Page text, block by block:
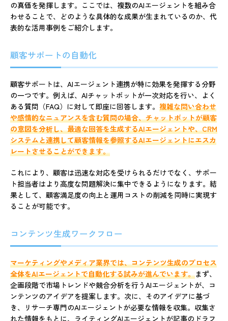
の真価を発揮します。ここでは、複数のAIエージェントを組み合
わせることで、どのような具体的な成果が生まれているのか、代
表的な活用事例をご紹介します。
顧客サポートの自動化
顧客サポートは、AIエージェント連携が特に効果を発揮する分野
の一つです。例えば、AIチャットボットが一次対応を行い、よく
ある質問（FAQ）に対して即座に回答します。 複雑な問い合わせ
や感情的なニュアンスを含む質問の場合、チャットボットが顧客
の意図を分析し、最適な回答を生成するAIエージェントや、CRM
システムと連携して顧客情報を参照するAIエージェントにエスカ
レートさせることができます。
これにより、顧客は迅速な対応を受けられるだけでなく、サポー
ト担当者はより高度な問題解決に集中できるようになります。結
果として、顧客満足度の向上と運用コストの削減を同時に実現す
ることが可能です。
コンテンツ生成ワークフロー
マーケティングやメディア業界では、コンテンツ生成のプロセス
全体をAIエージェントで自動化する試みが進んでいます。まず、
企画段階で市場トレンドや競合分析を行うAIエージェントが、コ
ンテンツのアイデアを提案します。次に、そのアイデアに基づ
き、リサーチ専門のAIエージェントが必要な情報を収集。収集さ
れた情報をもとに、ライティングAIエージェントが記事のドラフ